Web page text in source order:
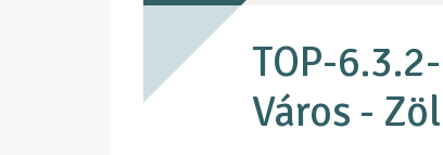
TOP-
Város -